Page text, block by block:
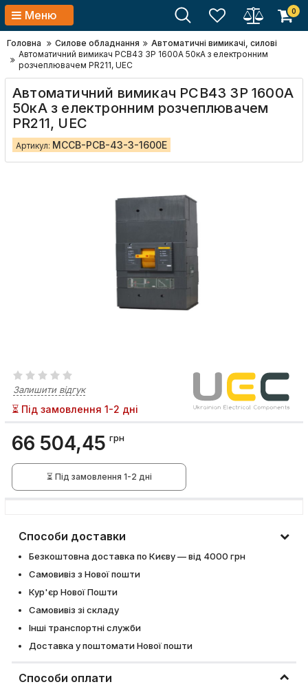
Меню 0
Головна Силове обладнання
Автоматичні вимикачі, силові
Автоматичний вимикач PCB43 3Р 1600А 50кА з електронним
розчеплювачем РR211, UEC
Автоматичний вимикач PCB43 3Р 1600А
50кА з електронним розчеплювачем
РR211, UEC
Артикул: MCCB-PCB-43-3-1600E
Залишити відгук
⏳ Під замовлення 1-2 дні
66 504,45 грн
⏳ Під замовлення 1-2 дні
Способи доставки
Безкоштовна доставка по Києву — від 4000 грн
Самовивіз з Нової пошти
Кур'єр Нової Пошти
Самовивіз зі складу
Інші транспортні служби
Доставка у поштомати Нової пошти
Способи оплати